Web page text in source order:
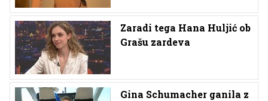
Zaradi tega Hana Huljić ob
Grašu zardeva
Gina Schumacher ganila z